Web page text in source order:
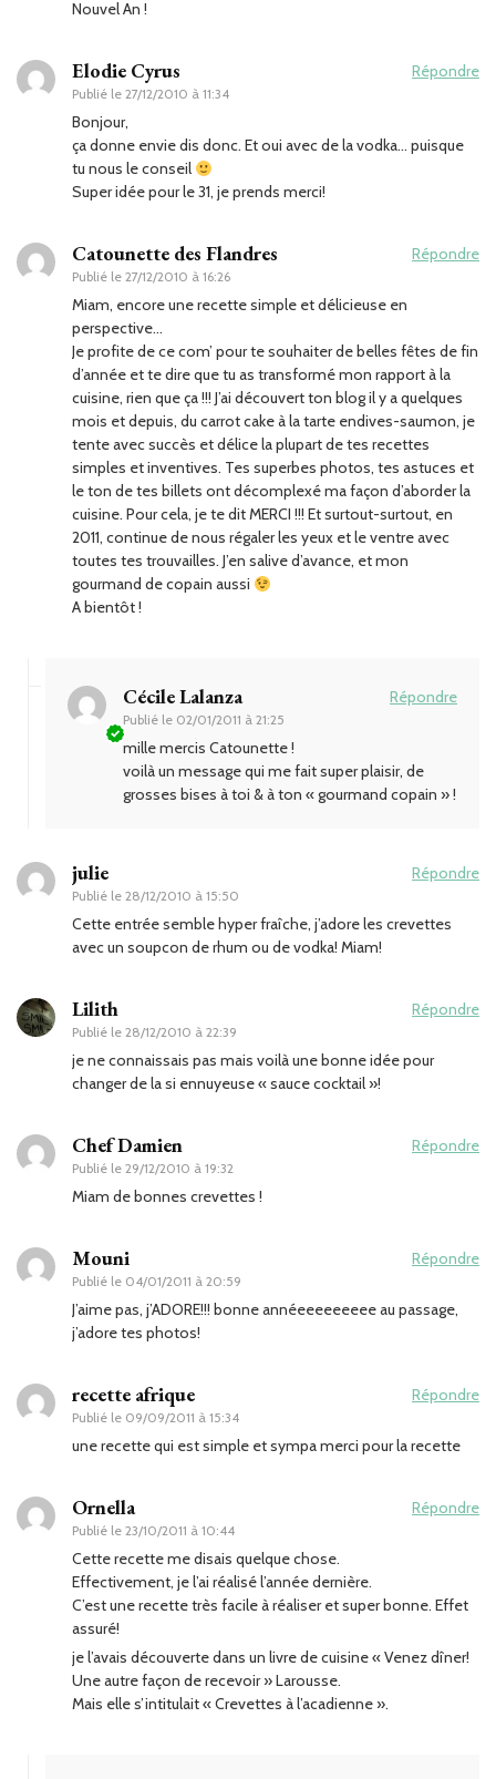
Nouvel An !
Elodie Cyrus
Publié le 27/12/2010 à 11:34
Répondre
Bonjour,
ça donne envie dis donc. Et oui avec de la vodka… puisque
tu nous le conseil
Super idée pour le 31, je prends merci!
Catounette des Flandres
Publié le 27/12/2010 à 16:26
Répondre
Miam, encore une recette simple et délicieuse en
perspective…
Je profite de ce com’ pour te souhaiter de belles fêtes de fin
d’année et te dire que tu as transformé mon rapport à la
cuisine, rien que ça !!! J’ai découvert ton blog il y a quelques
mois et depuis, du carrot cake à la tarte endives-saumon, je
tente avec succès et délice la plupart de tes recettes
simples et inventives. Tes superbes photos, tes astuces et
le ton de tes billets ont décomplexé ma façon d’aborder la
cuisine. Pour cela, je te dit MERCI !!! Et surtout-surtout, en
2011, continue de nous régaler les yeux et le ventre avec
toutes tes trouvailles. J’en salive d’avance, et mon
gourmand de copain aussi
A bientôt !
Cécile Lalanza
Publié le 02/01/2011 à 21:25
Répondre
mille mercis Catounette !
voilà un message qui me fait super plaisir, de
grosses bises à toi & à ton « gourmand copain » !
julie
Publié le 28/12/2010 à 15:50
Répondre
Cette entrée semble hyper fraîche, j’adore les crevettes
avec un soupcon de rhum ou de vodka! Miam!
Lilith
Publié le 28/12/2010 à 22:39
Répondre
je ne connaissais pas mais voilà une bonne idée pour
changer de la si ennuyeuse « sauce cocktail »!
Chef Damien
Publié le 29/12/2010 à 19:32
Répondre
Miam de bonnes crevettes !
Mouni
Publié le 04/01/2011 à 20:59
Répondre
J’aime pas, j’ADORE!!! bonne annéeeeeeeeee au passage,
j’adore tes photos!
recette afrique
Publié le 09/09/2011 à 15:34
Répondre
une recette qui est simple et sympa merci pour la recette
Ornella
Publié le 23/10/2011 à 10:44
Répondre
Cette recette me disais quelque chose.
Effectivement, je l’ai réalisé l’année dernière.
C’est une recette très facile à réaliser et super bonne. Effet
assuré!
je l’avais découverte dans un livre de cuisine « Venez dîner!
Une autre façon de recevoir » Larousse.
Mais elle s’intitulait « Crevettes à l’acadienne ».